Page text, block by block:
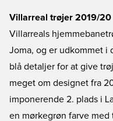
Villarreal trøjer 2019/20
Villarreals
Joma, og er udkommet i
blå detaljer for at give
meget om designet fra
imponerende 2. plads i
en mørkegrøn farve med